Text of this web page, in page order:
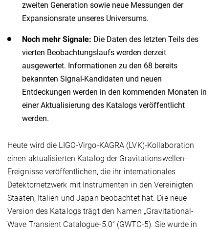
zweiten Generation sowie neue Messungen der
Expansionsrate unseres Universums.
Noch mehr Signale: Die Daten des letzten Teils des
vierten Beobachtungslaufs werden derzeit
ausgewertet. Informationen zu den 68 bereits
bekannten Signal-Kandidaten und neuen
Entdeckungen werden in den kommenden Monaten in
einer Aktualisierung des Katalogs veröffentlicht
werden.
Heute wird die LIGO-Virgo-KAGRA (LVK)-Kollaboration
einen aktualisierten Katalog der Gravitationswellen-
Ereignisse veröffentlichen, die ihr internationales
Detektornetzwerk mit Instrumenten in den Vereinigten
Staaten, Italien und Japan beobachtet hat. Die neue
Version des Katalogs trägt den Namen „Gravitational-
Wave Transient Catalogue-5.0“ (GWTC-5). Sie wurde in